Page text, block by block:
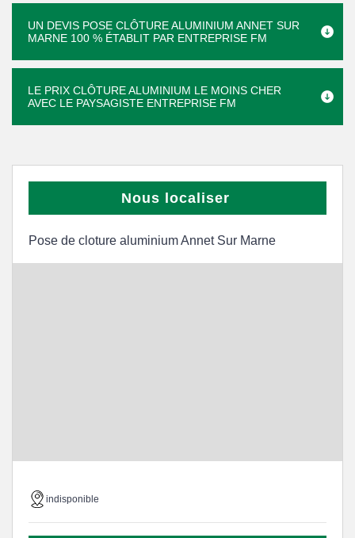
UN DEVIS POSE CLÔTURE ALUMINIUM ANNET SUR
MARNE 100 % ÉTABLIT PAR ENTREPRISE FM
LE PRIX CLÔTURE ALUMINIUM LE MOINS CHER
AVEC LE PAYSAGISTE ENTREPRISE FM
Nous localiser
Pose de cloture aluminium Annet Sur Marne
indisponible